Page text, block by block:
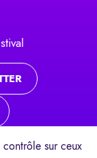
Instagram
sur ceux